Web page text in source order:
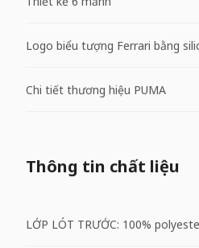
Logo biểu tượng Ferrari bằng
Chi tiết thương hiệu PUMA
Thông tin chất liệu
LỚP LÓT TRƯỚC: 100%